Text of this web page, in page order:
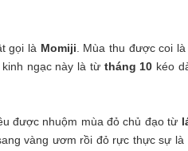
gọi là Momiji . Mùa thu được coi
ngạc này là từ tháng 10 kéo
được nhuộm mùa đỏ chủ đạo từ
vàng ươm rồi đỏ rực thực sự